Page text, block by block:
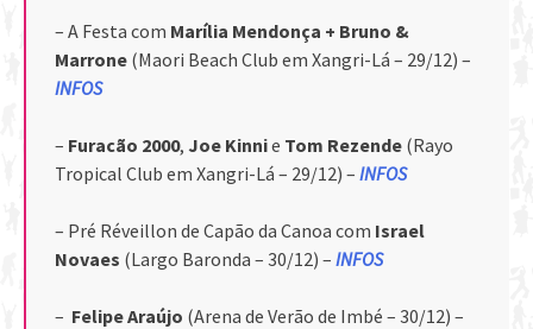
– A Festa com Marília Mendonça + Bruno &
Marrone (Maori Beach Club em Xangri-Lá – 29/12) –
INFOS
– Furacão 2000, Joe Kinnie Tom Rezende (Rayo
Tropical Club em Xangri-Lá – 29/12) – INFOS
– Pré Réveillon de Capão da Canoa com Israel
Novaes (Largo Baronda – 30/12) – INFOS
– Felipe Araújo (Arena de Verão de Imbé – 30/12) –